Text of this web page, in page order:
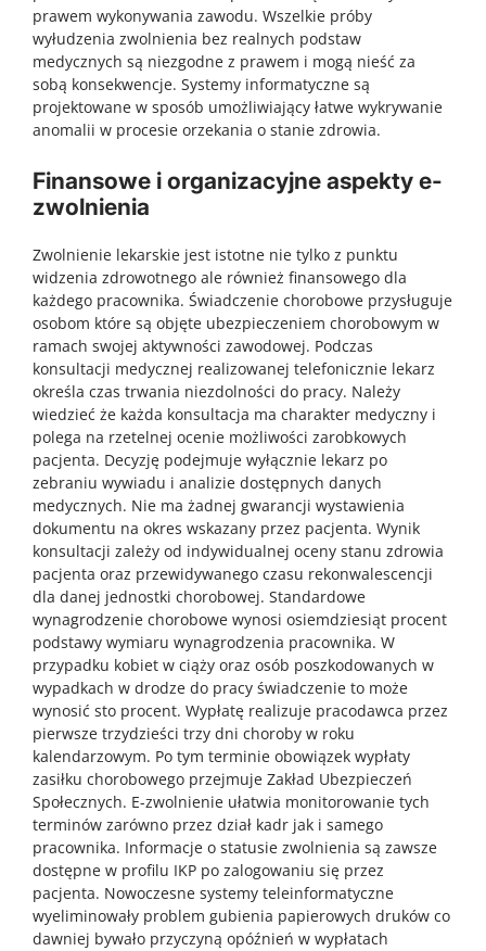
prawem wykonywania zawodu. Wszelkie próby
wyłudzenia zwolnienia bez realnych podstaw
medycznych są niezgodne z prawem i mogą nieść za
sobą konsekwencje. Systemy informatyczne są
projektowane w sposób umożliwiający łatwe wykrywanie
anomalii w procesie orzekania o stanie zdrowia.
Finansowe i organizacyjne aspekty e-
zwolnienia
Zwolnienie lekarskie jest istotne nie tylko z punktu
widzenia zdrowotnego ale również finansowego dla
każdego pracownika. Świadczenie chorobowe przysługuje
osobom które są objęte ubezpieczeniem chorobowym w
ramach swojej aktywności zawodowej. Podczas
konsultacji medycznej realizowanej telefonicznie lekarz
określa czas trwania niezdolności do pracy. Należy
wiedzieć że każda konsultacja ma charakter medyczny i
polega na rzetelnej ocenie możliwości zarobkowych
pacjenta. Decyzję podejmuje wyłącznie lekarz po
zebraniu wywiadu i analizie dostępnych danych
medycznych. Nie ma żadnej gwarancji wystawienia
dokumentu na okres wskazany przez pacjenta. Wynik
konsultacji zależy od indywidualnej oceny stanu zdrowia
pacjenta oraz przewidywanego czasu rekonwalescencji
dla danej jednostki chorobowej. Standardowe
wynagrodzenie chorobowe wynosi osiemdziesiąt procent
podstawy wymiaru wynagrodzenia pracownika. W
przypadku kobiet w ciąży oraz osób poszkodowanych w
wypadkach w drodze do pracy świadczenie to może
wynosić sto procent. Wypłatę realizuje pracodawca przez
pierwsze trzydzieści trzy dni choroby w roku
kalendarzowym. Po tym terminie obowiązek wypłaty
zasiłku chorobowego przejmuje Zakład Ubezpieczeń
Społecznych. E-zwolnienie ułatwia monitorowanie tych
terminów zarówno przez dział kadr jak i samego
pracownika. Informacje o statusie zwolnienia są zawsze
dostępne w profilu IKP po zalogowaniu się przez
pacjenta. Nowoczesne systemy teleinformatyczne
wyeliminowały problem gubienia papierowych druków co
dawniej bywało przyczyną opóźnień w wypłatach